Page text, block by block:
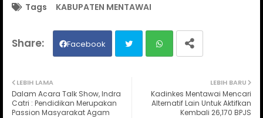
Tags KABUPATEN MENTAWAI
Facebook
ats
LEBIH BARU
Kadinkes Mentawai Mencari
Alternatif Lain Untuk Aktifkan
Kembali 26,170 BPJS
LEBIH LAMA
Dalam Acara Talk Show, Indra
Catri : Pendidikan Merupakan
Passion Masyarakat Agam